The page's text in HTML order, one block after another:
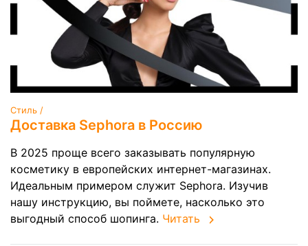
Стиль /
Доставка Sephora в Россию
В 2025 проще всего заказывать популярную
косметику в европейских интернет-магазинах.
Идеальным примером служит Sephora. Изучив
нашу инструкцию, вы поймете, насколько это
выгодный способ шопинга. Читать